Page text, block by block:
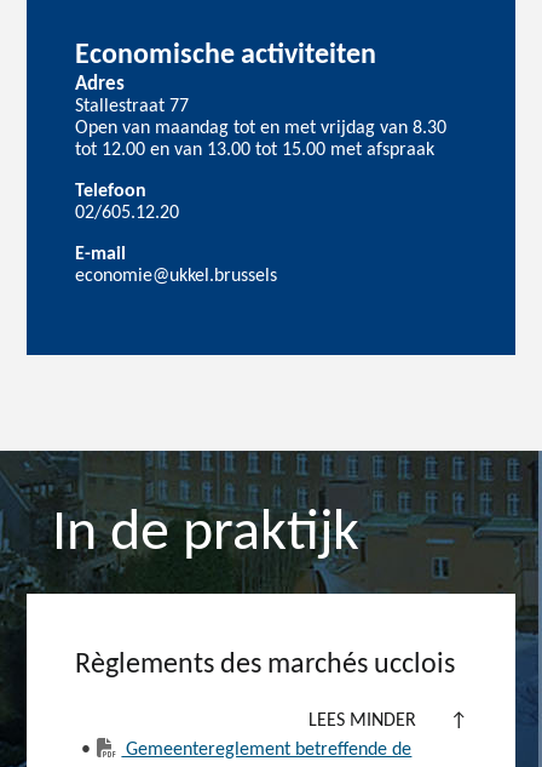
Economische activiteiten
Adres
Stallestraat 77
Open van maandag tot en met vrijdag van 8.30
tot 12.00 en van 13.00 tot 15.00 met afspraak
Telefoon
02/605.12.20
E-mail
economie@ukkel.brussels
In de praktijk
Règlements des marchés ucclois
LEES MINDER
↑
•
Gemeentereglement betreffende de